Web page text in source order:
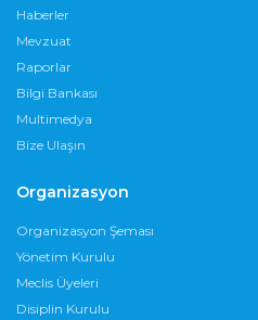
Haberler
Mevzuat
Raporlar
Bilgi Bankası
Multimedya
Bize Ulaşın
Organizasyon
Organizasyon Şeması
Yönetim Kurulu
Meclis Üyeleri
Disiplin Kurulu